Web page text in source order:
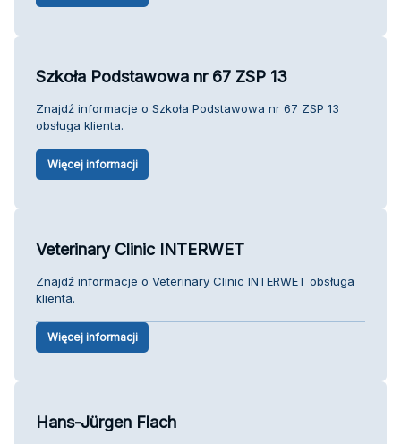
Szkoła Podstawowa nr 67 ZSP 13
Znajdź informacje o Szkoła Podstawowa nr 67 ZSP 13
obsługa klienta.
Więcej informacji
Veterinary Clinic INTERWET
Znajdź informacje o Veterinary Clinic INTERWET obsługa
klienta.
Więcej informacji
Hans-Jürgen Flach